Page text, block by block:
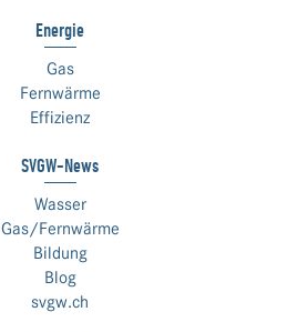
Energie
Gas
Fernwärme
Effizienz
SVGW-News
Wasser
Gas/Fernwärme
Bildung
Blog
svgw.ch